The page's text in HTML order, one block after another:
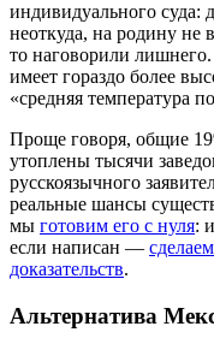
индивидуального суда:
неоткуда, на родину не
то наговорили
имеет гораздо более
«средняя температура
Проще говоря, общие
утоплены тысячи
русскоязычного
реальные шансы
мы готовим его с нуля:
если написан —
доказательств.
Альтернатива